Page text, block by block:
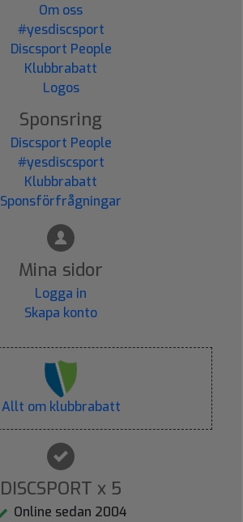
Om oss
#yesdiscsport
Discsport People
Klubbrabatt
Logos
Sponsring
Discsport People
#yesdiscsport
Klubbrabatt
Sponsförfrågningar
Mina sidor
Logga in
Skapa konto
Allt om klubbrabatt
DISCSPORT x 5
Online sedan 2004